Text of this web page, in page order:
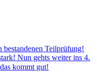
Teilprüfung!
Nun gehts weiter ins 4.
kommt gut!